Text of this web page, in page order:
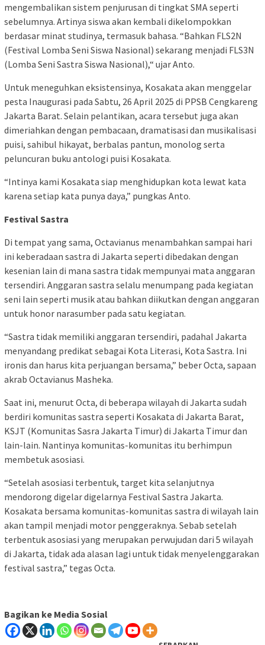
mengembalikan sistem penjurusan di tingkat SMA seperti
sebelumnya. Artinya siswa akan kembali dikelompokkan
berdasar minat studinya, termasuk bahasa. “Bahkan FLS2N
(Festival Lomba Seni Siswa Nasional) sekarang menjadi FLS3N
(Lomba Seni Sastra Siswa Nasional),“ ujar Anto.
Untuk meneguhkan eksistensinya, Kosakata akan menggelar
pesta Inaugurasi pada Sabtu, 26 April 2025 di PPSB Cengkareng
Jakarta Barat. Selain pelantikan, acara tersebut juga akan
dimeriahkan dengan pembacaan, dramatisasi dan musikalisasi
puisi, sahibul hikayat, berbalas pantun, monolog serta
peluncuran buku antologi puisi Kosakata.
“Intinya kami Kosakata siap menghidupkan kota lewat kata
karena setiap kata punya daya,” pungkas Anto.
Festival Sastra
Di tempat yang sama, Octavianus menambahkan sampai hari
ini keberadaan sastra di Jakarta seperti dibedakan dengan
kesenian lain di mana sastra tidak mempunyai mata anggaran
tersendiri. Anggaran sastra selalu menumpang pada kegiatan
seni lain seperti musik atau bahkan diikutkan dengan anggaran
untuk honor narasumber pada satu kegiatan.
“Sastra tidak memiliki anggaran tersendiri, padahal Jakarta
menyandang predikat sebagai Kota Literasi, Kota Sastra. Ini
ironis dan harus kita perjuangan bersama,” beber Octa, sapaan
akrab Octavianus Masheka.
Saat ini, menurut Octa, di beberapa wilayah di Jakarta sudah
berdiri komunitas sastra seperti Kosakata di Jakarta Barat,
KSJT (Komunitas Sasra Jakarta Timur) di Jakarta Timur dan
lain-lain. Nantinya komunitas-komunitas itu berhimpun
membetuk asosiasi.
“Setelah asosiasi terbentuk, target kita selanjutnya
mendorong digelar digelarnya Festival Sastra Jakarta.
Kosakata bersama komunitas-komunitas sastra di wilayah lain
akan tampil menjadi motor penggeraknya. Sebab setelah
terbentuk asosiasi yang merupakan perwujudan dari 5 wilayah
di Jakarta, tidak ada alasan lagi untuk tidak menyelenggarakan
festival sastra,” tegas Octa.
Bagikan ke Media Sosial